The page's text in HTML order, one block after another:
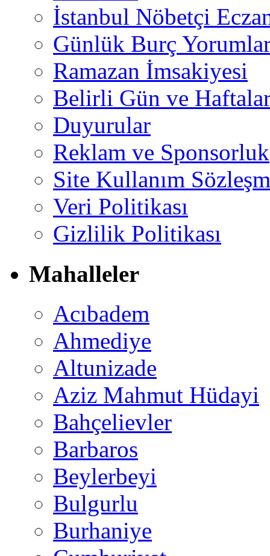
İstanbul Nöbetçi
Günlük Burç
Ramazan İmsakiyesi
Belirli Gün ve
Duyurular
Reklam ve Sponsorluk
Site Kullanım
Veri Politikası
Gizlilik Politikası
Mahalleler
Acıbadem
Ahmediye
Altunizade
Aziz Mahmut Hüdayi
Bahçelievler
Barbaros
Beylerbeyi
Bulgurlu
Burhaniye